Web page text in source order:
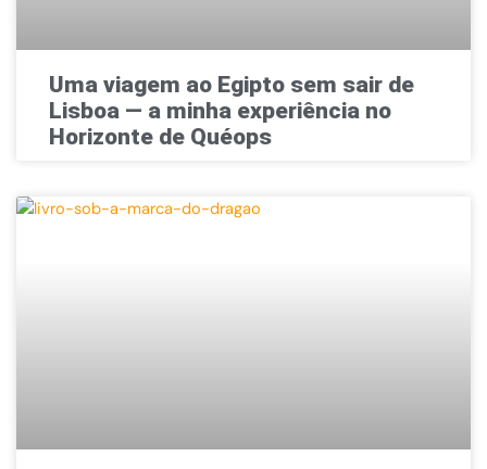
Uma viagem ao Egipto sem sair de
Lisboa — a minha experiência no
Horizonte de Quéops